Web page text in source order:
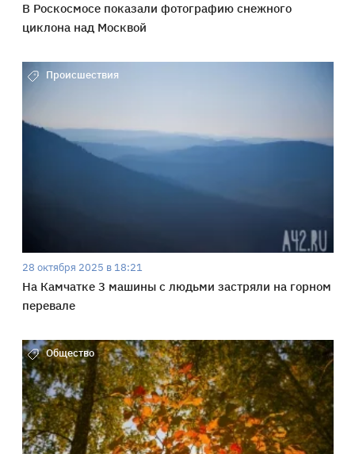
В Роскосмосе показали фотографию снежного
циклона над Москвой
Происшествия
28 октября 2025 в 18:21
На Камчатке 3 машины с людьми застряли на горном
перевале
Общество